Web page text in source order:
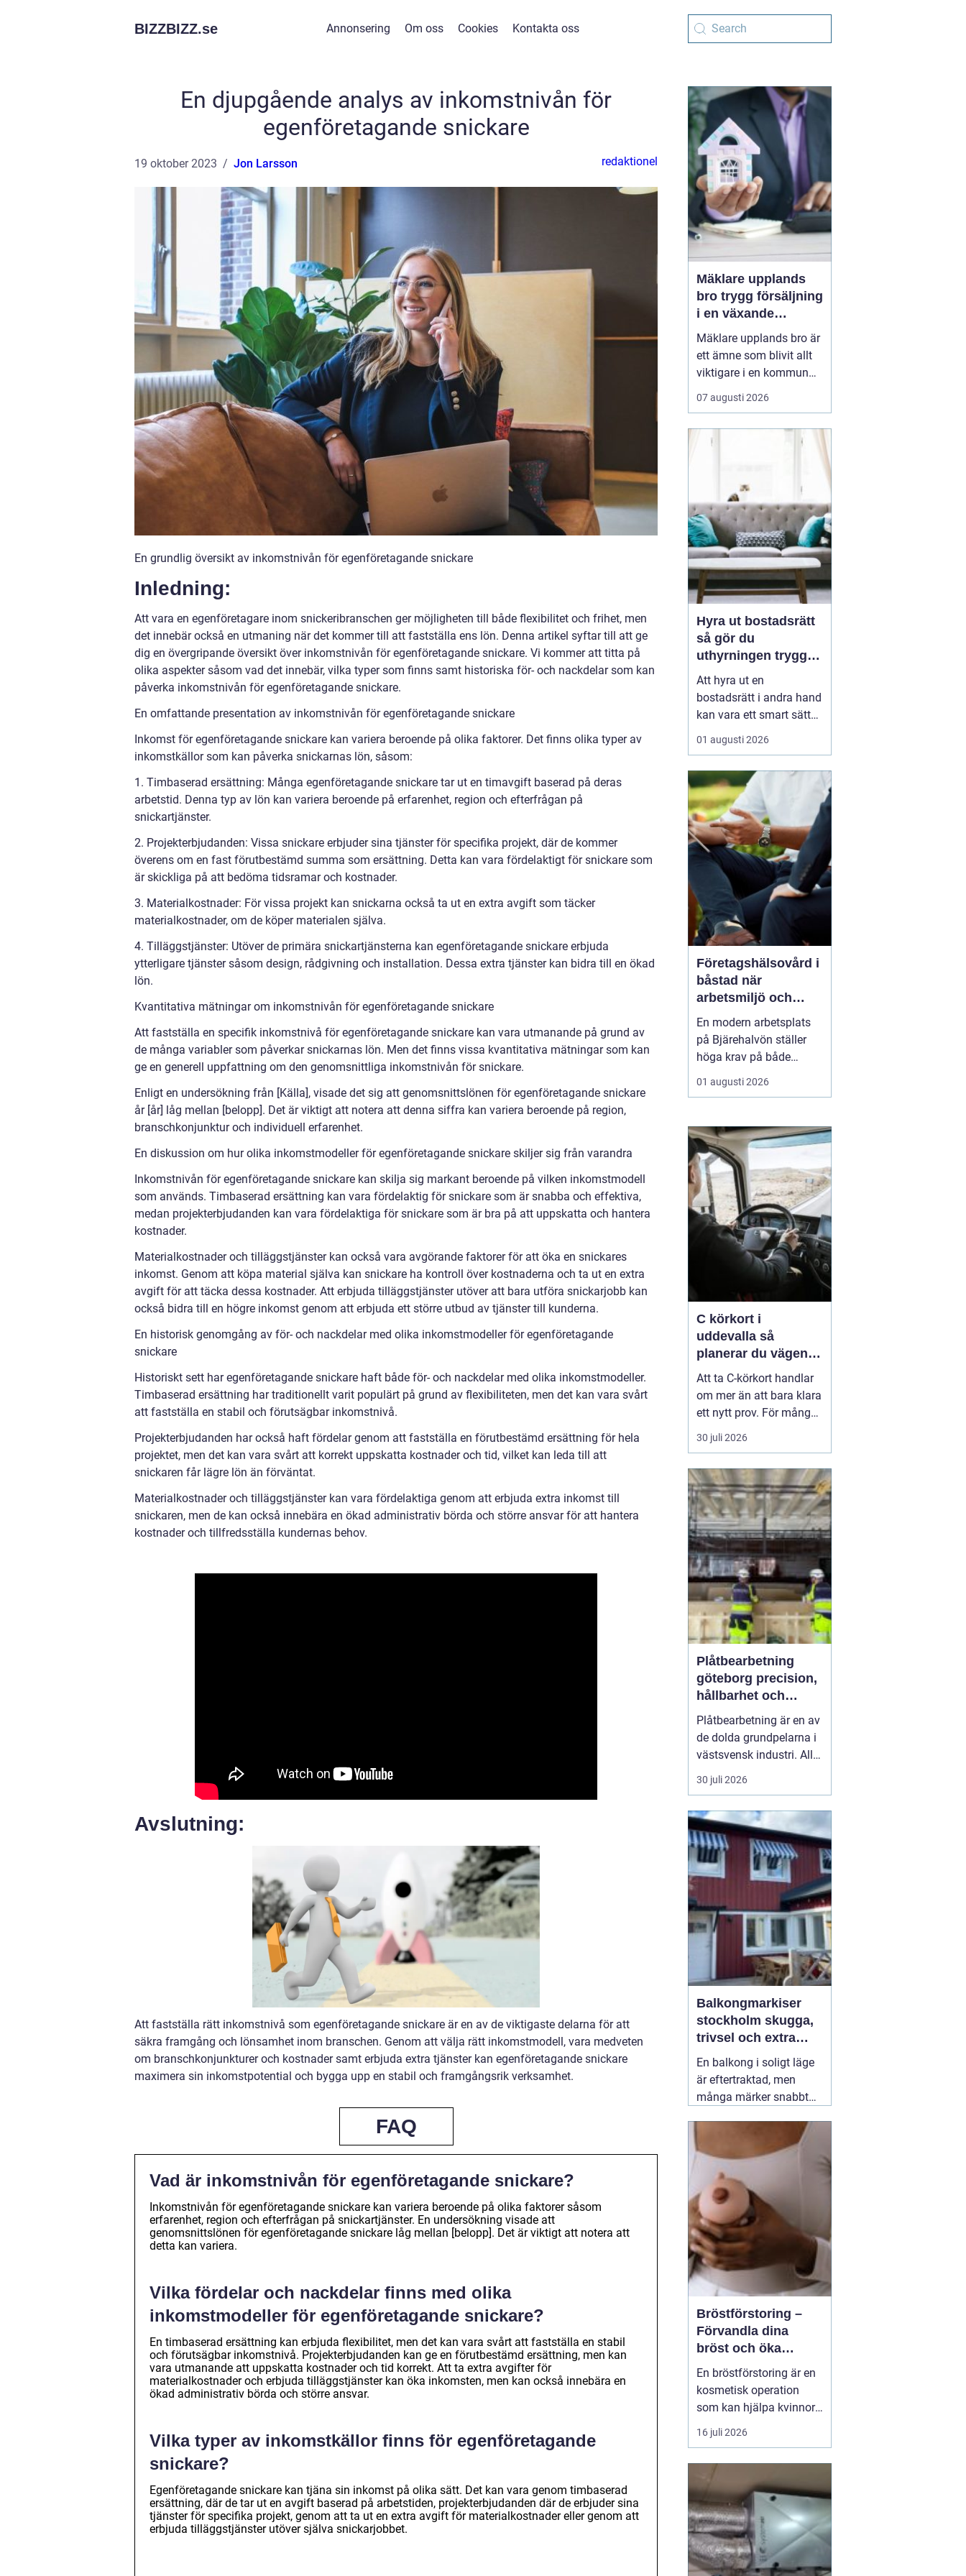
BIZZBIZZ.se Annonsering Om oss Cookies Kontakta oss
En djupgående analys av inkomstnivån för
egenföretagande snickare
19 oktober 2023 Jon Larsson redaktionel
En grundlig översikt av inkomstnivån för egenföretagande snickare
Inledning:
Att vara en egenföretagare inom snickeribranschen ger möjligheten till både flexibilitet och frihet, men
det innebär också en utmaning när det kommer till att fastställa ens lön. Denna artikel syftar till att ge
dig en övergripande översikt över inkomstnivån för egenföretagande snickare. Vi kommer att titta på
olika aspekter såsom vad det innebär, vilka typer som finns samt historiska för- och nackdelar som kan
påverka inkomstnivån för egenföretagande snickare.
En omfattande presentation av inkomstnivån för egenföretagande snickare
Inkomst för egenföretagande snickare kan variera beroende på olika faktorer. Det finns olika typer av
inkomstkällor som kan påverka snickarnas lön, såsom:
1. Timbaserad ersättning: Många egenföretagande snickare tar ut en timavgift baserad på deras
arbetstid. Denna typ av lön kan variera beroende på erfarenhet, region och efterfrågan på
snickartjänster.
2. Projekterbjudanden: Vissa snickare erbjuder sina tjänster för specifika projekt, där de kommer
överens om en fast förutbestämd summa som ersättning. Detta kan vara fördelaktigt för snickare som
är skickliga på att bedöma tidsramar och kostnader.
3. Materialkostnader: För vissa projekt kan snickarna också ta ut en extra avgift som täcker
materialkostnader, om de köper materialen själva.
4. Tilläggstjänster: Utöver de primära snickartjänsterna kan egenföretagande snickare erbjuda
ytterligare tjänster såsom design, rådgivning och installation. Dessa extra tjänster kan bidra till en ökad
lön.
Kvantitativa mätningar om inkomstnivån för egenföretagande snickare
Att fastställa en specifik inkomstnivå för egenföretagande snickare kan vara utmanande på grund av
de många variabler som påverkar snickarnas lön. Men det finns vissa kvantitativa mätningar som kan
ge en generell uppfattning om den genomsnittliga inkomstnivån för snickare.
Enligt en undersökning från [Källa], visade det sig att genomsnittslönen för egenföretagande snickare
år [år] låg mellan [belopp]. Det är viktigt att notera att denna siffra kan variera beroende på region,
branschkonjunktur och individuell erfarenhet.
En diskussion om hur olika inkomstmodeller för egenföretagande snickare skiljer sig från varandra
Inkomstnivån för egenföretagande snickare kan skilja sig markant beroende på vilken inkomstmodell
som används. Timbaserad ersättning kan vara fördelaktig för snickare som är snabba och effektiva,
medan projekterbjudanden kan vara fördelaktiga för snickare som är bra på att uppskatta och hantera
kostnader.
Materialkostnader och tilläggstjänster kan också vara avgörande faktorer för att öka en snickares
inkomst. Genom att köpa material själva kan snickare ha kontroll över kostnaderna och ta ut en extra
avgift för att täcka dessa kostnader. Att erbjuda tilläggstjänster utöver att bara utföra snickarjobb kan
också bidra till en högre inkomst genom att erbjuda ett större utbud av tjänster till kunderna.
En historisk genomgång av för- och nackdelar med olika inkomstmodeller för egenföretagande
snickare
Historiskt sett har egenföretagande snickare haft både för- och nackdelar med olika inkomstmodeller.
Timbaserad ersättning har traditionellt varit populärt på grund av flexibiliteten, men det kan vara svårt
att fastställa en stabil och förutsägbar inkomstnivå.
Projekterbjudanden har också haft fördelar genom att fastställa en förutbestämd ersättning för hela
projektet, men det kan vara svårt att korrekt uppskatta kostnader och tid, vilket kan leda till att
snickaren får lägre lön än förväntat.
Materialkostnader och tilläggstjänster kan vara fördelaktiga genom att erbjuda extra inkomst till
snickaren, men de kan också innebära en ökad administrativ börda och större ansvar för att hantera
kostnader och tillfredsställa kundernas behov.
Avslutning:
Att fastställa rätt inkomstnivå som egenföretagande snickare är en av de viktigaste delarna för att
säkra framgång och lönsamhet inom branschen. Genom att välja rätt inkomstmodell, vara medveten
om branschkonjunkturer och kostnader samt erbjuda extra tjänster kan egenföretagande snickare
maximera sin inkomstpotential och bygga upp en stabil och framgångsrik verksamhet.
FAQ
Vad är inkomstnivån för egenföretagande snickare?
Inkomstnivån för egenföretagande snickare kan variera beroende på olika faktorer såsom
erfarenhet, region och efterfrågan på snickartjänster. En undersökning visade att
genomsnittslönen för egenföretagande snickare låg mellan [belopp]. Det är viktigt att notera att
detta kan variera.
Vilka fördelar och nackdelar finns med olika
inkomstmodeller för egenföretagande snickare?
En timbaserad ersättning kan erbjuda flexibilitet, men det kan vara svårt att fastställa en stabil
och förutsägbar inkomstnivå. Projekterbjudanden kan ge en förutbestämd ersättning, men kan
vara utmanande att uppskatta kostnader och tid korrekt. Att ta extra avgifter för
materialkostnader och erbjuda tilläggstjänster kan öka inkomsten, men kan också innebära en
ökad administrativ börda och större ansvar.
Vilka typer av inkomstkällor finns för egenföretagande
snickare?
Egenföretagande snickare kan tjäna sin inkomst på olika sätt. Det kan vara genom timbaserad
ersättning, där de tar ut en avgift baserad på arbetstiden, projekterbjudanden där de erbjuder sina
tjänster för specifika projekt, genom att ta ut en extra avgift för materialkostnader eller genom att
erbjuda tilläggstjänster utöver själva snickarjobbet.
Mäklare upplands
bro trygg försäljning
i en växande
kommun
Mäklare upplands bro är
ett ämne som blivit allt
viktigare i en kommun
som växer snabbt och
lockar både
erfarna bostadsägare.
pendlarsamhälle till att
vara en attraktiv plats
för fam...
07 augusti 2026
Hyra ut bostadsrätt
så gör du
uthyrningen trygg,
laglig och lönsam
Att hyra ut en
bostadsrätt i andra hand
kan vara ett smart sätt
att täcka kostnader eller
behålla boendet under
stad. Samtidigt upplever
många att regler,
tillstånd, hyresnivå och
försäkringar känns
krångliga. Med rätt
kunskap gå...
01 augusti 2026
Företagshälsovård i
båstad när
arbetsmiljö och
specialistkunskap
möts
En modern arbetsplats
på Bjärehalvön ställer
höga krav på både
ledning och
medarbetare. Tempot är
breda och gränsen
mellan jobb och privatliv
blir ibland suddig.
Samtidigt förväntas
hållbara prestationer
över tid. I den verkligh...
01 augusti 2026
C körkort i
uddevalla så
planerar du vägen
mot tung lastbil
Att ta C-körkort handlar
om mer än att bara klara
ett nytt prov. För många
betyder det en chans till
ett nytt yrke, en starkare
arbetsmarknaden eller
en naturlig utveckling i
ett jobb inom transport
och logistik. I Uddevalla
finns goda mö...
30 juli 2026
Plåtbearbetning
göteborg precision,
hållbarhet och
smarta lösningar
Plåtbearbetning är en av
de dolda grundpelarna i
västsvensk industri. Allt
från marina
anläggningar längs
maskiner, räcken i
offentliga miljöer och
specialtillverkade
komponenter tillverkas
plåtbearbetning. När
för...
30 juli 2026
Balkongmarkiser
stockholm skugga,
trivsel och extra
rum utomhus
En balkong i soligt läge
är eftertraktad, men
många märker snabbt
under sommarhalvåret.
Glasräcken, mörka
reflekterande ytor gör att
solen ofta upplevs
starkare i Stockholm än
förväntat. Med
22 juli
2026
Bröstförstoring –
Förvandla dina
bröst och öka
självförtroendet
En bröstförstoring är en
kosmetisk operation
som kan hjälpa kvinnor
att uppnå de bröst de
alltid har drömt om.
om att återställa
volymen efter graviditet
och amning, korrigera
oj&a...
16 juli 2026